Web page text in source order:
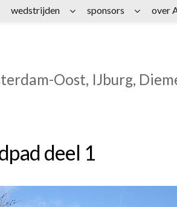
Oost, IJburg,
deel 1
wedstrijden sponsors over